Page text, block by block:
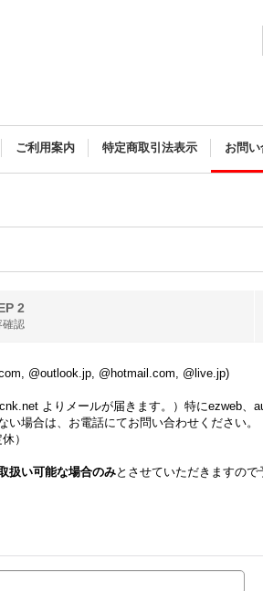
ご利用案内 特定商取引法表示 お問
2
確認
@outlook.jp, @hotmail.com, @live.jp)
よりメールが届きます。）特にezweb、
場合は、お電話にてお問い合わせください。
）
扱い可能な場合のみとさせていただきますの